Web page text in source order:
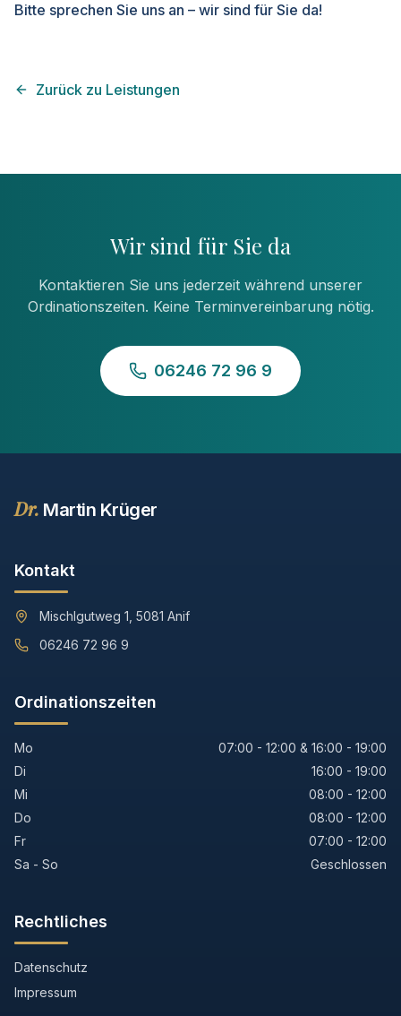
Bitte sprechen Sie uns an – wir sind für Sie da!
Zurück zu Leistungen
Wir sind für Sie da
Kontaktieren Sie uns jederzeit während unserer
Ordinationszeiten. Keine Terminvereinbarung nötig.
06246 72 96 9
Dr. Martin Krüger
Kontakt
Mischlgutweg 1, 5081 Anif
06246 72 96 9
Ordinationszeiten
Mo
07:00 - 12:00 & 16:00 - 19:00
Di
16:00 - 19:00
Mi
08:00 - 12:00
Do
08:00 - 12:00
Fr
07:00 - 12:00
Sa - So
Geschlossen
Rechtliches
Datenschutz
Impressum